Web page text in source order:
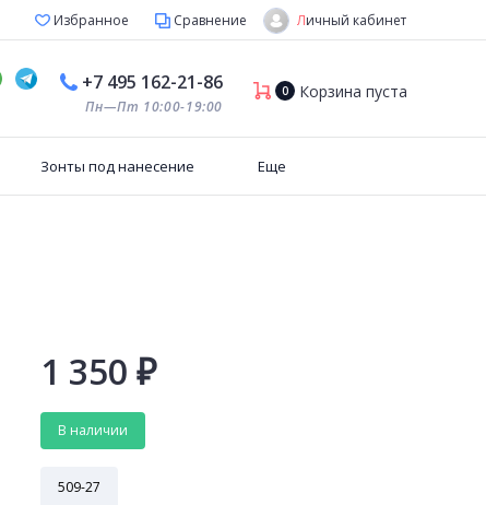
Избранное Сравнение Личный кабинет
+7 495 162-21-86
Пн—Пт 10:00-19:00
0 Корзина пуста
Зонты под нанесение Еще
1 350 ₽
В наличии
509-27